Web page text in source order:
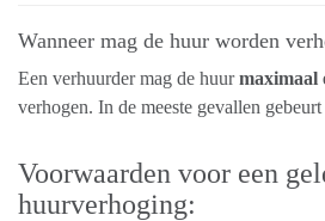
Wanneer mag de huur worden
Een verhuurder mag de huurmaximaal
verhogen. In de meeste gevallen
Voorwaarden voor een
huurverhoging: